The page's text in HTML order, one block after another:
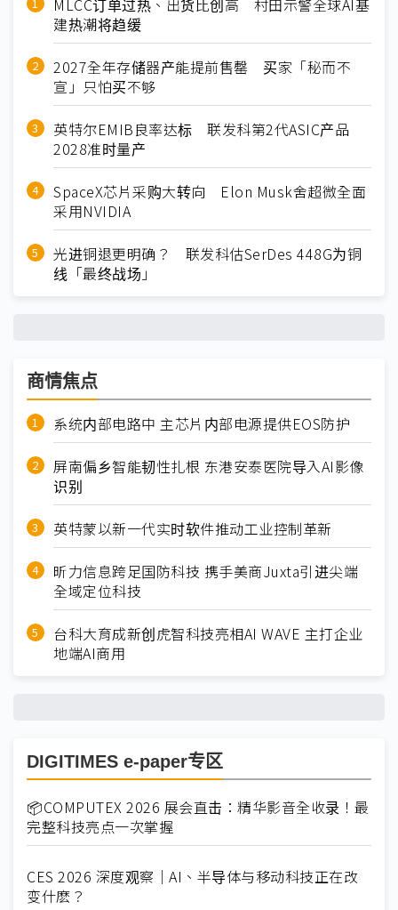
MLCC订单过热、出货比创高 村田示警全球AI基
建热潮将趋缓
2027全年存储器产能提前售罄 买家「秘而不
宣」只怕买不够
英特尔EMIB良率达标 联发科第2代ASIC产品
2028准时量产
SpaceX芯片采购大转向 Elon Musk舍超微全面
采用NVIDIA
光进铜退更明确？ 联发科估SerDes 448G为铜
线「最终战场」
商情焦点
系统内部电路中 主芯片内部电源提供EOS防护
屏南偏乡智能韧性扎根 东港安泰医院导入AI影像
识别
英特蒙以新一代实时软件推动工业控制革新
昕力信息跨足国防科技 携手美商Juxta引进尖端
全域定位科技
台科大育成新创虎智科技亮相AI WAVE 主打企业
地端AI商用
DIGITIMES e-paper专区
📦COMPUTEX 2026 展会直击：精华影音全收录！最
完整科技亮点一次掌握
CES 2026 深度观察｜AI、半导体与移动科技正在改
变什麽？